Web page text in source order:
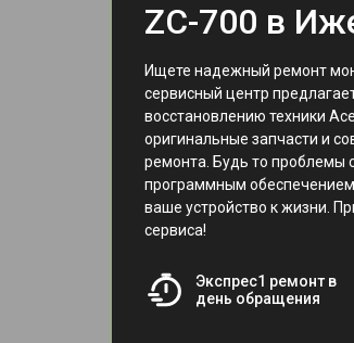
ZC-700 в
Ищете надежный ремонт
сервисный центр
восстановлению техники
оригинальные запчасти и
ремонта. Будь то проблемы
программным
ваше устройство к жизни.
сервиса!
Экспрес1 ремонт в
день обращения